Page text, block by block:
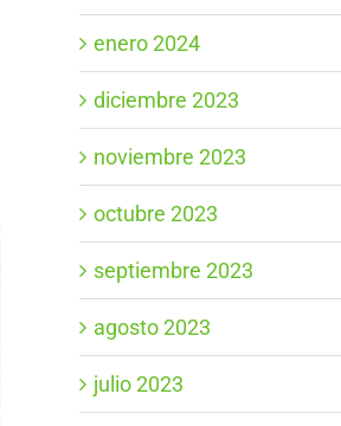
enero 2024
diciembre 2023
noviembre 2023
octubre 2023
septiembre 2023
agosto 2023
julio 2023